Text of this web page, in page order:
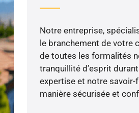
Notre entreprise,
le branchement de votre
de toutes les formalités
tranquillité d’esprit
expertise et notre
manière sécurisée et